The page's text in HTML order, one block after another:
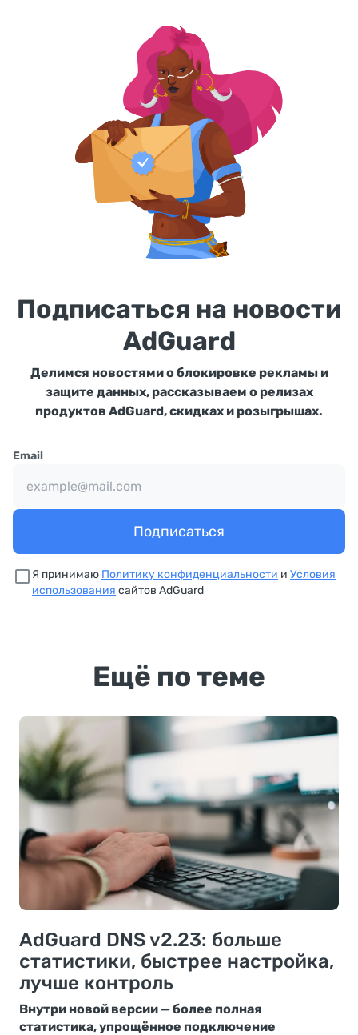
Подписаться на новости
AdGuard
Делимся новостями о блокировке рекламы и
защите данных, рассказываем о релизах
продуктов AdGuard, скидках и розыгрышах.
Email
Подписаться
Я принимаю Политику конфиденциальности и Условия
использования сайтов AdGuard
Ещё по теме
AdGuard DNS v2.23: больше
статистики, быстрее настройка,
лучше контроль
Внутри новой версии — более полная
статистика, упрощённое подключение